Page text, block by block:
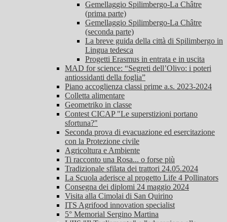
Gemellaggio Spilimbergo-La Châtre
(prima parte)
Gemellaggio Spilimbergo-La Châtre
(seconda parte)
La breve guida della città di Spilimbergo in
Lingua tedesca
Progetti Erasmus in entrata e in uscita
MAD for science: “Segreti dell’Olivo: i poteri
antiossidanti della foglia”
Piano accoglienza classi prime a.s. 2023-2024
Colletta alimentare
Geometriko in classe
Contest CICAP "Le superstizioni portano
sfortuna?"
Seconda prova di evacuazione ed esercitazione
con la Protezione civile
Agricoltura e Ambiente
Ti racconto una Rosa... o forse più
Tradizionale sfilata dei trattori 24.05.2024
La Scuola aderisce al progetto Life 4 Pollinators
Consegna dei diplomi 24 maggio 2024
Visita alla Cimolai di San Quirino
ITS Agrifood innovation specialist
5° Memorial Sergino Martina